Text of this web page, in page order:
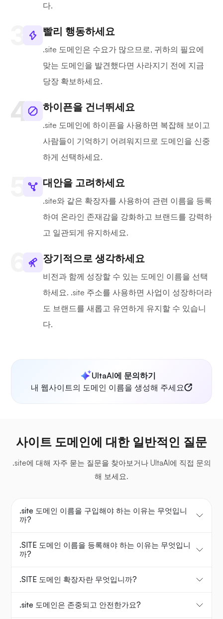
다.
빨리 행동하세요
.site 도메인은 수요가 많으므로, 귀하의 필요에
맞는 도메인을 발견했다면 사라지기 전에 지금
당장 확보하세요.
하이픈을 건너뛰세요
.site 도메인에 하이픈을 사용하면 복잡해 보이고
사람들이 기억하기 어려워지므로 도메인을 신중
하게 선택하세요.
대안을 고려하세요
.site와 같은 확장자를 사용하여 관련 이름을 등록
하여 온라인 존재감을 강화하고 브랜드를 강력하
고 일관되게 유지하세요.
장기적으로 생각하세요
비전과 함께 성장할 수 있는 도메인 이름을 선택
하세요. .site 주소를 사용하면 사업이 성장하더라
도 브랜드를 새롭고 유연하게 유지할 수 있습니
다.
UltaAI에 문의하기
내 웹사이트의 도메인 이름을 생성해 주세요
사이트 도메인에 대한 일반적인 질문
.site에 대해 자주 묻는 질문을 찾아보거나 UltaAI에 직접 문의
해 보세요.
.site 도메인 이름을 구입해야 하는 이유는 무엇입니
까?
.SITE 도메인 이름을 등록해야 하는 이유는 무엇입니
까?
.SITE 도메인 확장자란 무엇입니까?
.site 도메인은 존중되고 안전한가요?